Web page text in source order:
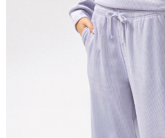
每筆NT$130，滿NT$1,000(含以上)免運費